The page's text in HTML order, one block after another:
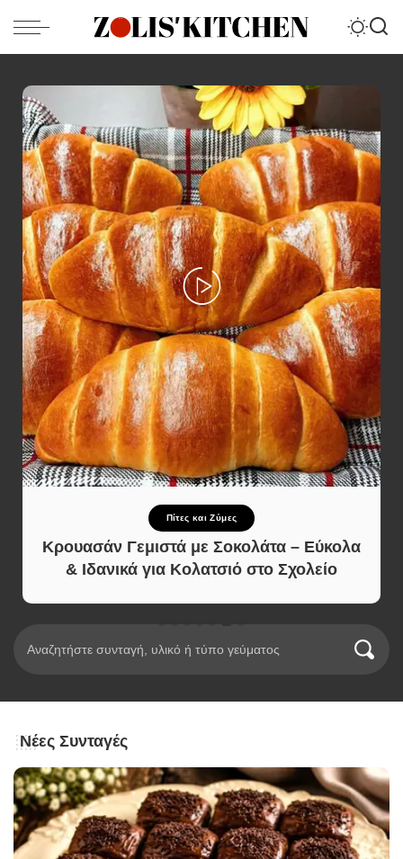
Πίτες και Ζύμες
Κρουασάν Γεμιστά με Σοκολάτα – Εύκολα
& Ιδανικά για Κολατσιό στο Σχολείο
Νέες Συνταγές